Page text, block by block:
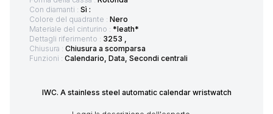
Con diamanti : Sì :
Colore del quadrante : Nero
Materiale del cinturino : *leath*
Dettagli riferimento : 3253 ,
Chiusura : Chiusura a scomparsa
Funzioni : Calendario, Data, Secondi centrali
IWC. A stainless steel automatic calendar wristwatch